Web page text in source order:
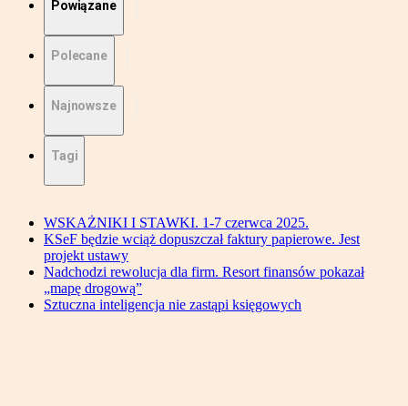
Powiązane
Polecane
Najnowsze
Tagi
WSKAŻNIKI I STAWKI. 1-7 czerwca 2025.
KSeF będzie wciąż dopuszczał faktury papierowe. Jest
projekt ustawy
Nadchodzi rewolucja dla firm. Resort finansów pokazał
„mapę drogową”
Sztuczna inteligencja nie zastąpi księgowych